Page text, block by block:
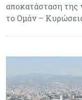
αποκατάσταση της
το Ομάν –